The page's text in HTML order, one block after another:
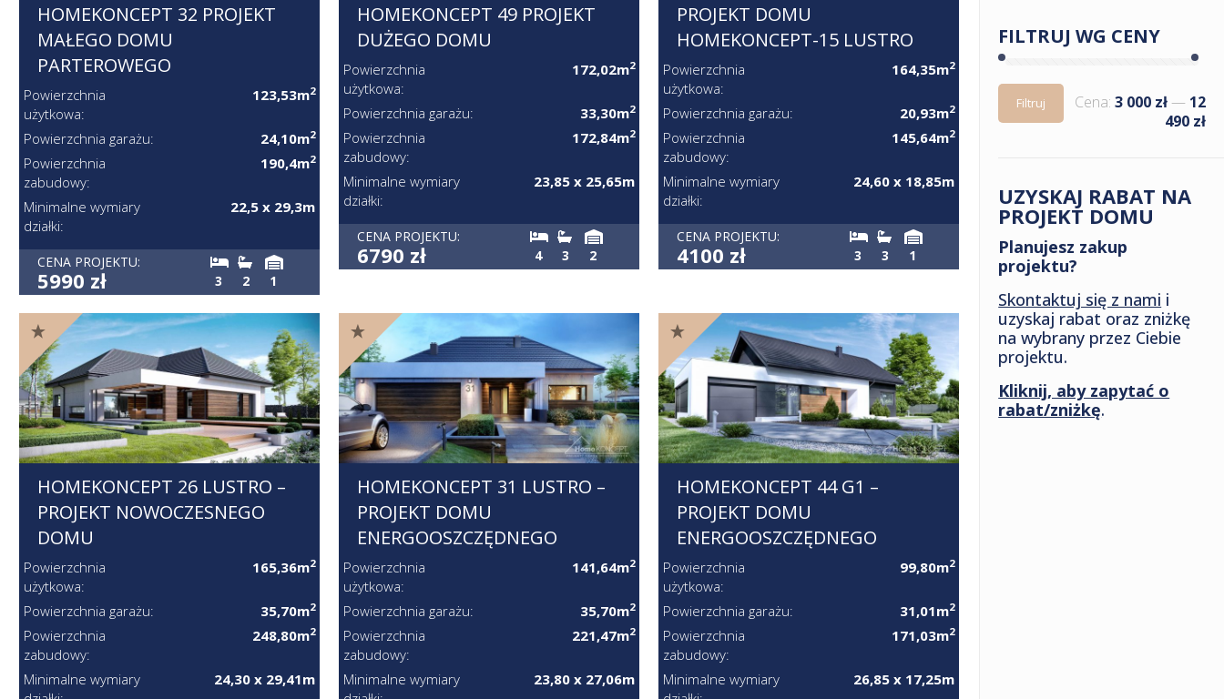
FILTRUJ WG CENY
Filtruj Cena: 3 000 zł — 12
490 zł
UZYSKAJ RABAT NA
PROJEKT DOMU
Planujesz zakup
projektu?
Skontaktuj się z nami i
uzyskaj rabat oraz zniżkę
na wybrany przez Ciebie
projektu.
Kliknij, aby zapytać o
rabat/zniżkę.
HOMEKONCEPT 32 PROJEKT
MAŁEGO DOMU
PARTEROWEGO
Powierzchnia
użytkowa:
123,53m2
Powierzchnia garażu: 24,10m2
Powierzchnia
zabudowy:
190,4m2
Minimalne wymiary
działki:
22,5 x 29,3m
CENA PROJEKTU:
5990 zł 3 2 1
HOMEKONCEPT 49 PROJEKT
DUŻEGO DOMU
Powierzchnia
użytkowa:
172,02m2
Powierzchnia garażu: 33,30m2
Powierzchnia
zabudowy:
172,84m2
Minimalne wymiary
działki:
23,85 x 25,65m
CENA PROJEKTU:
6790 zł 4 3 2
PROJEKT DOMU
HOMEKONCEPT-15 LUSTRO
Powierzchnia
użytkowa:
164,35m2
Powierzchnia garażu: 20,93m2
Powierzchnia
zabudowy:
145,64m2
Minimalne wymiary
działki:
24,60 x 18,85m
CENA PROJEKTU:
4100 zł 3 3 1
HOMEKONCEPT 26 LUSTRO –
PROJEKT NOWOCZESNEGO
DOMU
Powierzchnia
użytkowa:
165,36m2
Powierzchnia garażu: 35,70m2
Powierzchnia
zabudowy:
248,80m2
Minimalne wymiary
24,30 x 29,41m
HOMEKONCEPT 31 LUSTRO –
PROJEKT DOMU
ENERGOOSZCZĘDNEGO
Powierzchnia
użytkowa:
141,64m2
Powierzchnia garażu: 35,70m2
Powierzchnia
zabudowy:
221,47m2
Minimalne wymiary
23,80 x 27,06m
HOMEKONCEPT 44 G1 –
PROJEKT DOMU
ENERGOOSZCZĘDNEGO
Powierzchnia
użytkowa:
99,80m2
Powierzchnia garażu: 31,01m2
Powierzchnia
zabudowy:
171,03m2
Minimalne wymiary
26,85 x 17,25m